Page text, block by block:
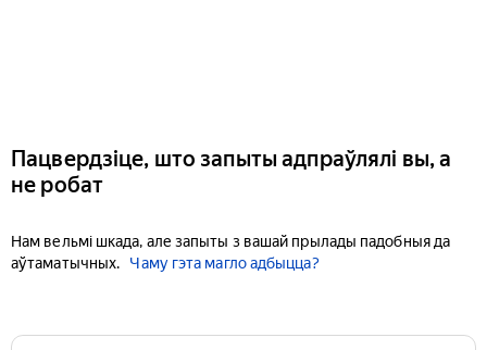
Пацвердзіце, што запыты адпраўлялі вы, а
не робат
Нам вельмі шкада, але запыты з вашай прылады падобныя да
аўтаматычных.
Чаму гэта магло адбыцца?